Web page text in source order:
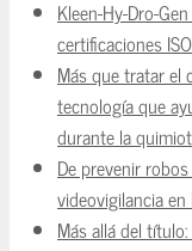
Kleen-Hy-Dro-
certificaciones
Más que tratar el
tecnología que
durante la
De prevenir
videovigilancia
Más allá del